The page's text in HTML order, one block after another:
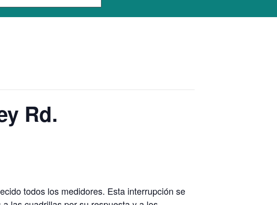
Rd.
todos los medidores. Esta interrupción se